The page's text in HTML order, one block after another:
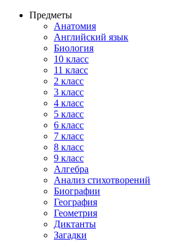
Предметы
Анатомия
Английский язык
Биология
10 класс
11 класс
2 класс
3 класс
4 класс
5 класс
6 класс
7 класс
8 класс
9 класс
Алгебра
Анализ стихотворений
Биографии
География
Геометрия
Диктанты
Загадки